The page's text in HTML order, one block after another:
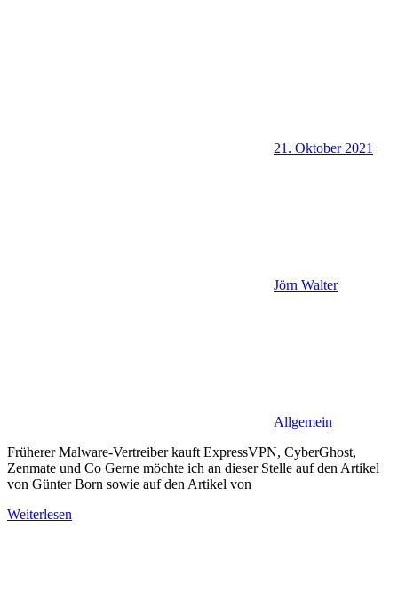
21. Oktober 2021
Jörn Walter
Allgemein
Früherer Malware-Vertreiber kauft ExpressVPN, CyberGhost,
Zenmate und Co Gerne möchte ich an dieser Stelle auf den Artikel
von Günter Born sowie auf den Artikel von
Weiterlesen